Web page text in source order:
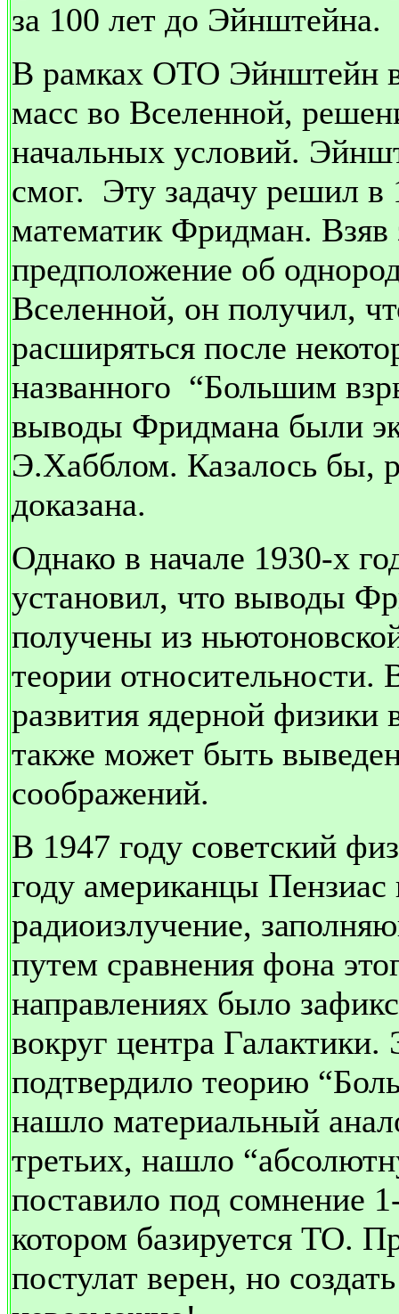
за 100 лет до Эйнштейна.
В рамках ОТО Эйнштейн
масс во Вселенной,
начальных условий.
смог. Эту задачу решил в
математик Фридман. Взяв
предположение об
Вселенной, он получил,
расширяться после
названного “Большим
выводы Фридмана были
Э.Хабблом. Казалось бы,
доказана.
Однако в начале 1930-х
установил, что выводы
получены из
теории относительности.
развития ядерной
также может быть
соображений.
В 1947 году советский
году американцы
радиоизлучение,
путем сравнения фона
направлениях было
вокруг центра
подтвердило теорию
нашло материальный
третьих, нашло
поставило под сомнение
котором базируется ТО.
постулат верен, но